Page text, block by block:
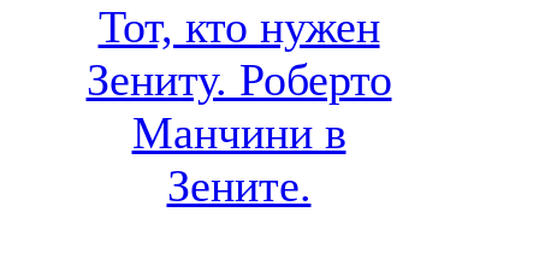
Тот, кто нужен
Зениту. Роберто
Манчини в
Зените.